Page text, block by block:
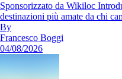
Sponsorizzato da Wikiloc
destinazioni più amate da chi
By
Francesco Boggi
04/08/2026